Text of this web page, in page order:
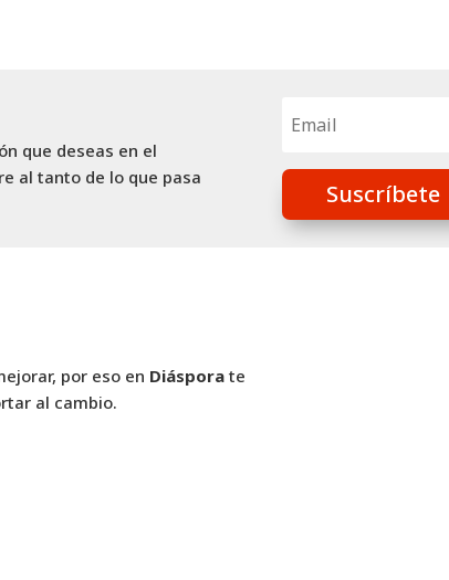
que deseas en el
al tanto de lo que pasa
Suscríbete
por eso en Diáspora te
al cambio.